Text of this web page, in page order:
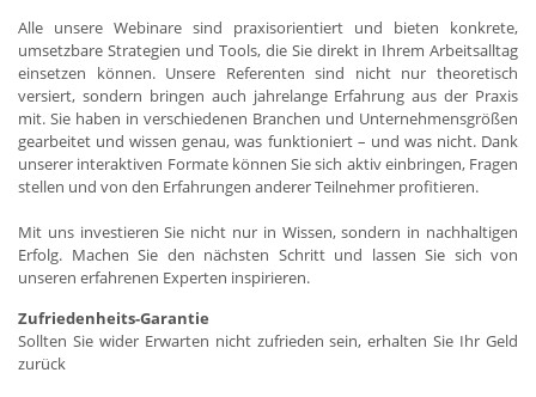
Alle unsere Webinare sind praxisorientiert und bieten konkrete,
umsetzbare Strategien und Tools, die Sie direkt in Ihrem Arbeitsalltag
einsetzen können. Unsere Referenten sind nicht nur theoretisch
versiert, sondern bringen auch jahrelange Erfahrung aus der Praxis
mit. Sie haben in verschiedenen Branchen und Unternehmensgrößen
gearbeitet und wissen genau, was funktioniert – und was nicht. Dank
unserer interaktiven Formate können Sie sich aktiv einbringen, Fragen
stellen und von den Erfahrungen anderer Teilnehmer profitieren.
Mit uns investieren Sie nicht nur in Wissen, sondern in nachhaltigen
Erfolg. Machen Sie den nächsten Schritt und lassen Sie sich von
unseren erfahrenen Experten inspirieren.
Zufriedenheits-Garantie
Sollten Sie wider Erwarten nicht zufrieden sein, erhalten Sie Ihr Geld
zurück